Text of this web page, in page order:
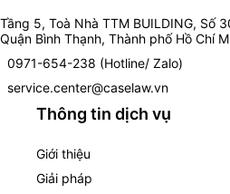
Tầng 5, Toà Nhà TTM BUILDING, Số
Quận Bình Thạnh, Thành phố Hồ Chí
0971-654-238 (Hotline/ Zalo)
service.center@caselaw.vn
Thông tin dịch vụ
Giới thiệu
Giải pháp